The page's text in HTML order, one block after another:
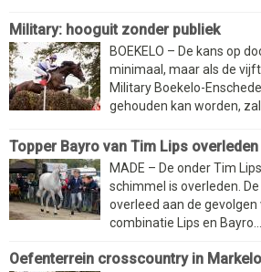
Military: hooguit zonder publiek
BOEKELO – De kans op
minimaal, maar als de
Military Boekelo-
gehouden kan worden,
Topper Bayro van Tim Lips overleden
MADE – De onder Tim
schimmel is overleden.
overleed aan de gevolgen
combinatie Lips en
Oefenterrein crosscountry in Markelo